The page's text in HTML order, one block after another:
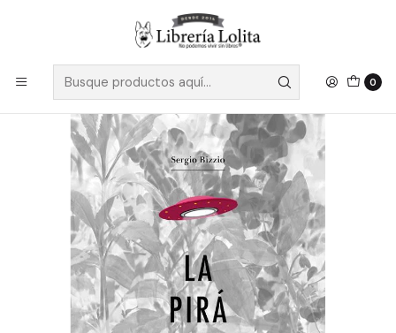
0
Despacho a todo Chile